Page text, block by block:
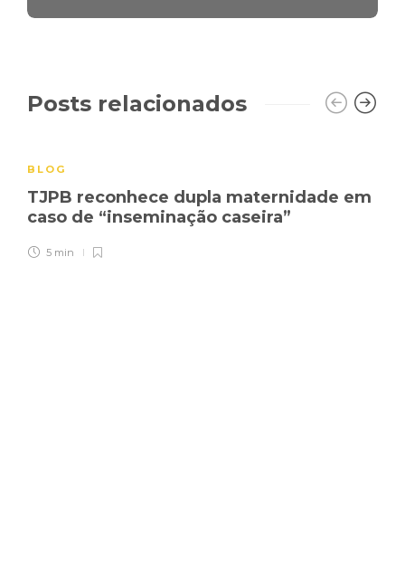
Posts relacionados
BLOG
TJPB reconhece dupla maternidade em
caso de “inseminação caseira”
5 min